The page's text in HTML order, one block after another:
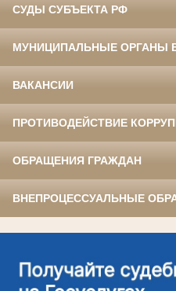
СУДЫ СУБЪЕКТА РФ
МУНИЦИПАЛЬНЫЕ ОРГАНЫ
ВАКАНСИИ
ПРОТИВОДЕЙСТВИЕ
ОБРАЩЕНИЯ ГРАЖДАН
ВНЕПРОЦЕССУАЛЬНЫЕ